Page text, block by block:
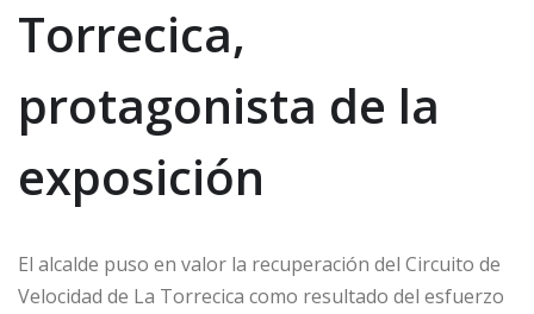
Torrecica,
protagonista de la
exposición
El alcalde puso en valor la recuperación del Circuito de
Velocidad de La Torrecica como resultado del esfuerzo